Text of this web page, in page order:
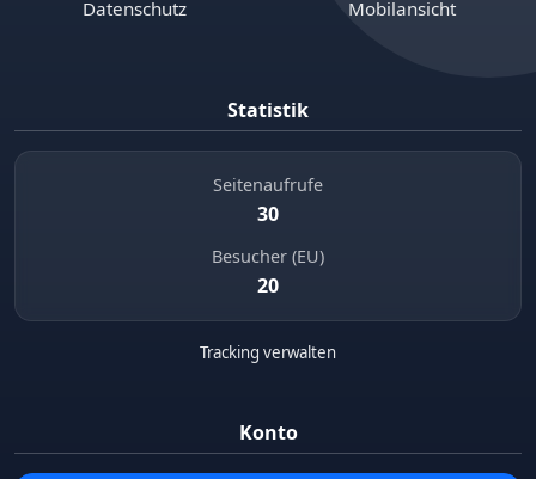
Datenschutz
Mobilansicht
Statistik
Seitenaufrufe
30
Besucher (EU)
20
Tracking verwalten
Konto